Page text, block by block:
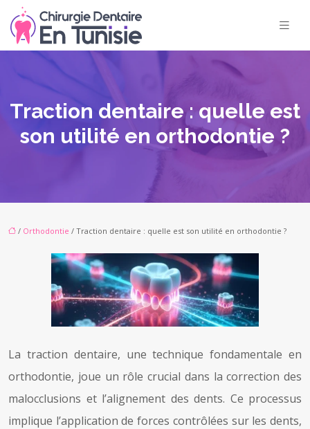
Traction dentaire : quelle est
son utilité en orthodontie ?
/ Orthodontie / Traction dentaire : quelle est son utilité en orthodontie ?
La traction dentaire, une technique fondamentale en
orthodontie, joue un rôle crucial dans la correction des
malocclusions et l’alignement des dents. Ce processus
implique l’application de forces contrôlées sur les dents,